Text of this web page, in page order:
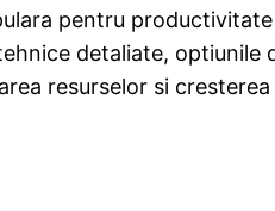
pentru
detaliate, optiunile
resurselor si